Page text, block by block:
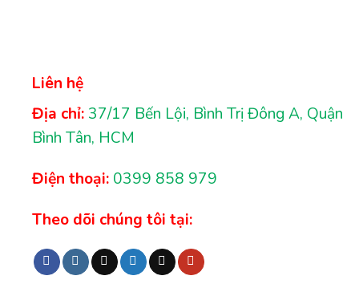
Liên hệ
Địa chỉ: 37/17 Bến Lội, Bình Trị Đông A, Quận
Bình Tân, HCM
Điện thoại: 0399 858 979
Theo dõi chúng tôi tại: